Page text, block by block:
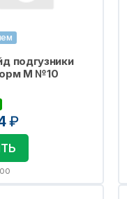
подгузники
M №10
₽